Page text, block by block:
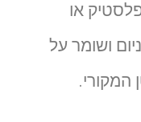
או
ושומר על